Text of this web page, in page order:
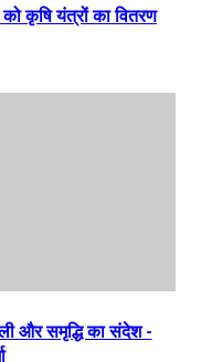
कृषि यंत्रों का वितरण
और समृद्धि का संदेश -